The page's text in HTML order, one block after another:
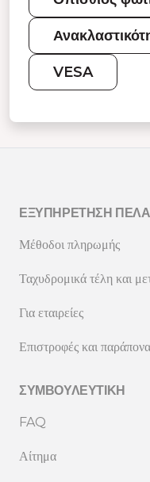
VESA
ΕΞΥΠΗΡΈΤΗΣΗ
Μέθοδοι πληρωμής
Ταχυδρομικά τέλη και
Για εταιρείες
Επιστροφές και παράπονα
ΣΥΜΒΟΥΛΕΥΤΙΚΉ
FAQ
Αίτημα